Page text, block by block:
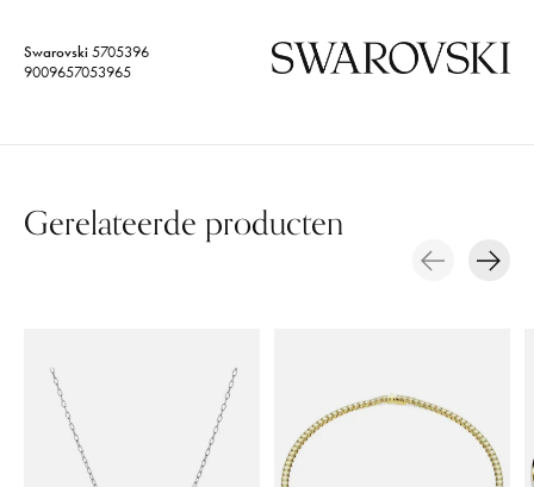
Swarovski5705396
9009657053965
Gerelateerde producten